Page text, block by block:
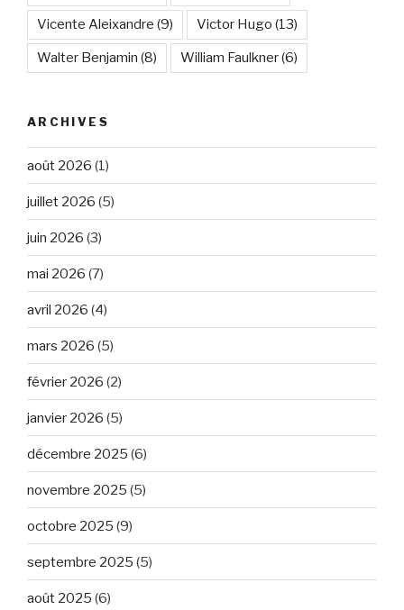
Vicente Aleixandre (9) Victor Hugo (13)
Walter Benjamin (8) William Faulkner(6)
ARCHIVES
août 2026 (1)
juillet 2026 (5)
juin 2026 (3)
mai 2026 (7)
avril 2026 (4)
mars 2026 (5)
février 2026 (2)
janvier 2026 (5)
décembre 2025 (6)
novembre 2025 (5)
octobre 2025 (9)
septembre 2025 (5)
août 2025 (6)